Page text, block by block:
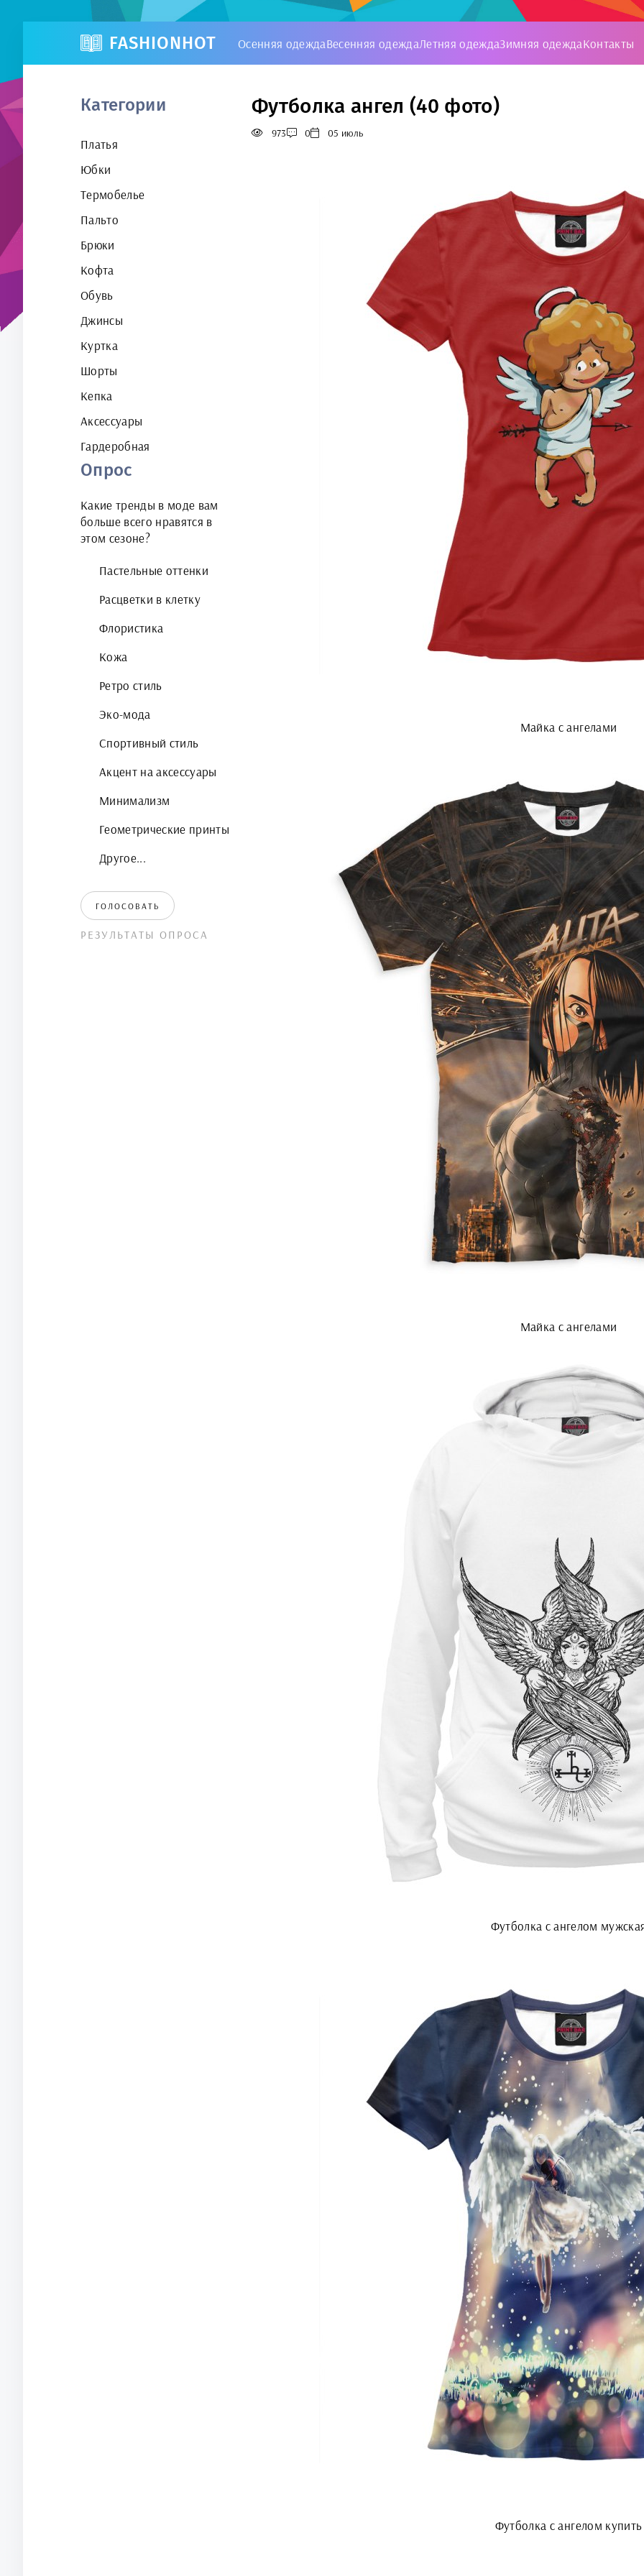
FASHIONHOT Осенняя одеждаВесенняя одеждаЛетняя одеждаЗимняя одеждаКонтакты
Категории
Платья
Юбки
Термобелье
Пальто
Брюки
Кофта
Обувь
Джинсы
Куртка
Шорты
Кепка
Аксессуары
Гардеробная
Опрос
Какие тренды в моде вам
больше всего нравятся в
этом сезоне?
Пастельные оттенки
Расцветки в клетку
Флористика
Кожа
Ретро стиль
Эко-мода
Спортивный стиль
Акцент на аксессуары
Минимализм
Геометрические принты
Другое...
ГОЛОСОВАТЬ
РЕЗУЛЬТАТЫ ОПРОСА
Футболка ангел (40 фото)
973 0 05 июль
Майка с ангелами
Майка с ангелами
Футболка с ангелом
Футболка с ангелом купить